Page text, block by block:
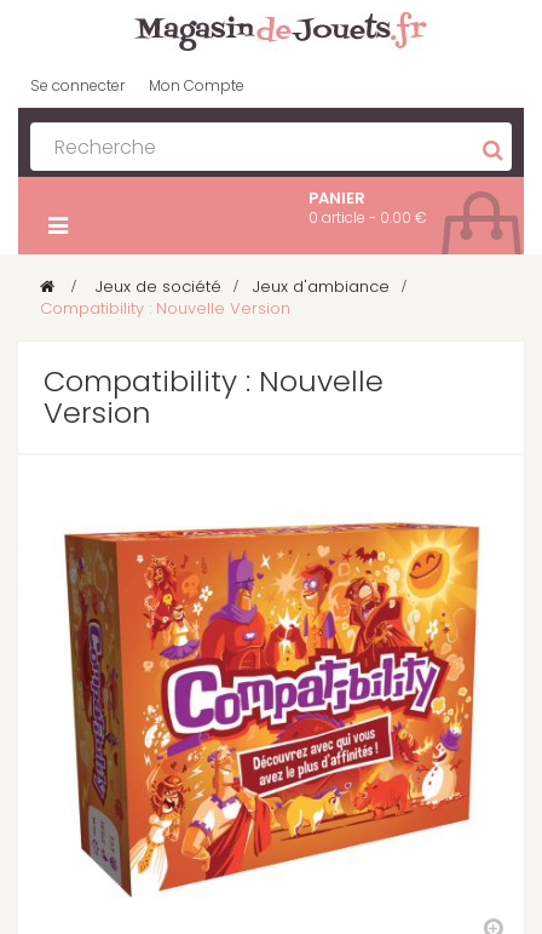
Se connecter Mon Compte
PANIER
0 article - 0.00 €
> Jeux de société > Jeux d'ambiance >
Compatibility : Nouvelle Version
Compatibility : Nouvelle
Version